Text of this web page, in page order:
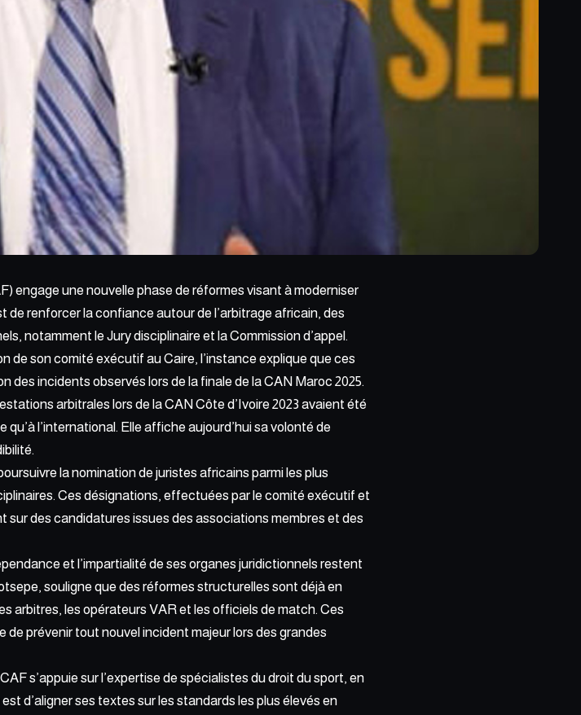
engage une nouvelle phase de réformes visant à moderniser
renforcer la confiance autour de l’arbitrage africain, des
notamment le Jury disciplinaire et laCommission d’appel.
de son comité exécutif au Caire, l’instance explique que ces
des incidents observés lors de la finale de la CAN Maroc 2025.
arbitrales lors de la CAN Côte d’Ivoire 2023 avaient été
l’international. Elle affiche aujourd’hui sa volonté de
la nomination de juristes africains parmi les plus
Ces désignations, effectuées par le comité exécutif et
sur des candidatures issues des associations membres et des
et l’impartialité de ses organes juridictionnels restent
souligne que des réformes structurelles sont déjà en
arbitres, les opérateurs VAR et les officiels de match. Ces
prévenir tout nouvel incident majeur lors des grandes
s’appuie sur l’expertise de spécialistes du droit du sport, en
d’aligner ses textes sur les standards les plus élevés en